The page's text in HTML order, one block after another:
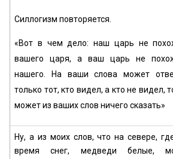
Силлогизм повторяется.
«Вот в чем дело: наш царь не
вашего царя, а ваш царь не
нашего. На ваши слова может
только тот, кто видел, а кто не видел,
может из ваших слов ничего сказать»
Ну, а из моих слов, что на севере,
время снег, медведи белые,